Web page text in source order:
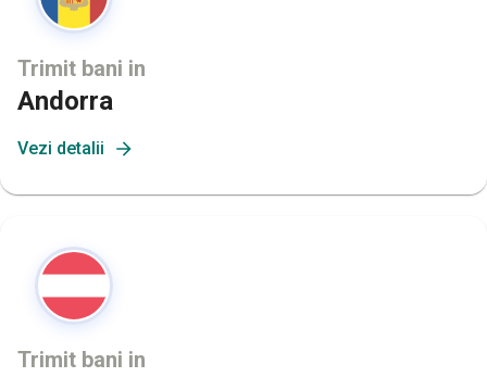
Trimit bani in
Andorra
Vezi detalii
Trimit bani in